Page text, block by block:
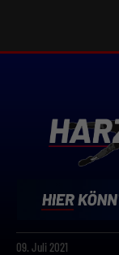
09. Juli 2021